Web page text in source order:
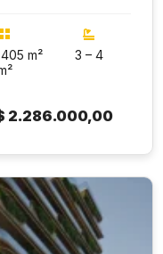
m²
3 – 4
2.286.000,00